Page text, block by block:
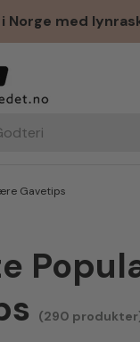
Norge med
Gavetips
(290